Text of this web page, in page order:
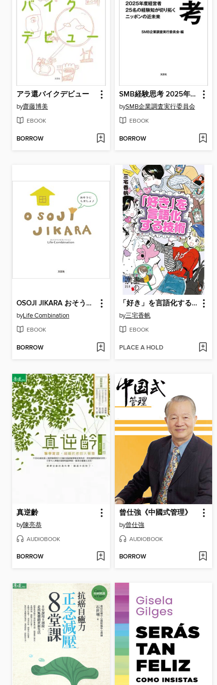
アラ還バイクデビュー
by齋藤博美
EBOOK
BORROW
SMB経験思考 2025年度経営者25名の経験知が切り拓くニッポンの近未来
bySMB企業調査実行委員会
EBOOK
BORROW
OSOJI JIKARA おそうじしましょ♪
byLife Combination
EBOOK
BORROW
「好き」を言語化する技術 プレミアムカバー 推しの素晴らしさを語りたいのに「やばい!」しかでてこない (アイドル ライブ イラスト アニメ バンド 声優 推し活)
by三宅香帆
EBOOK
PLACE A HOLD
真逆齡
by陳亮恭
AUDIOBOOK
BORROW
曾仕強《中國式管理》
by曾仕強
AUDIOBOOK
BORROW